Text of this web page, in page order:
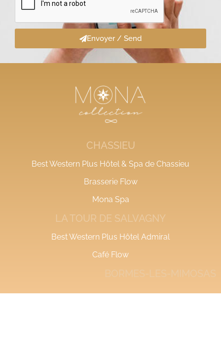
Envoyer / Send
CHASSIEU
Best Western Plus Hôtel & Spa de Chassieu
Brasserie Flow
Mona Spa
LA TOUR DE SALVAGNY
Best Western Plus Hôtel Admiral
Café Flow
BORMES-LES-MIMOSAS